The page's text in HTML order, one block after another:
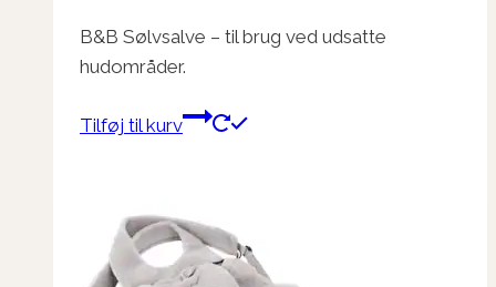
B&B Sølvsalve – til brug ved udsatte
hudområder.
Tilføj til kurv